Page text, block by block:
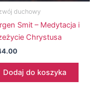
duchowy
Smit – Medytacja i
Chrystusa
Dodaj do koszyka